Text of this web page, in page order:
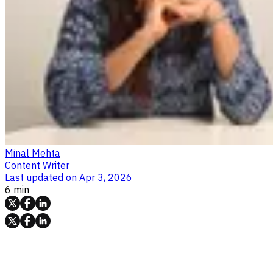
Minal Mehta
Content Writer
Last updated on Apr 3, 2026
6 min